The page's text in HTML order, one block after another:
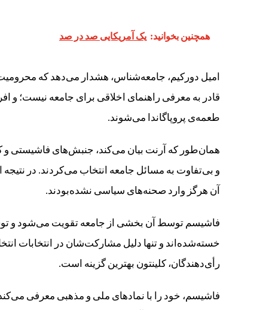
همچنین بخوانید: یک آمریکایی صد در صد
امیل دورکیم، جامعه‌شناس، هشدار می‌دهد که
قادر به معرفی راهنمای اخلاقی برای جامعه نیست؛ و
طعمه‌ی پروپاگاندا می‌شوند.
و بی‌تفاوت به مسائل جامعه انتخاب می‌کردند. در
آن هرگز وارد صحنه‌های سیاسی نشده‌بودند.
فاشیسم توسط آن بخشی از جامعه تقویت می‌شود و
خسته‌شده‌اند و تنها دلیل مشارکت‌شان در انتخابات
رأی‌دهندگان، کلینتون بهترین گزینه است.
فاشیسم، خود را با نمادهای ملی و مذهبی معرفی